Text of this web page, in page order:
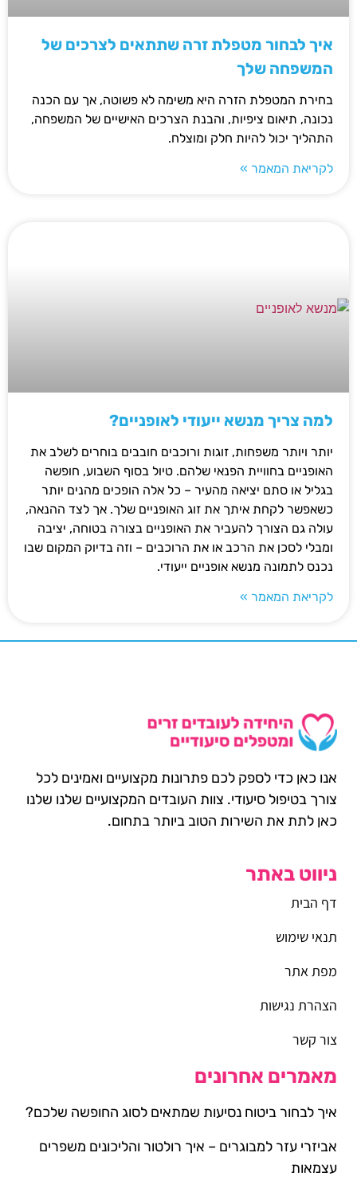
איך לבחור מטפלת זרה שתתאים לצרכים של
המשפחה שלך
בחירת המטפלת הזרה היא משימה לא פשוטה, אך עם הכנה
נכונה, תיאום ציפיות, והבנת הצרכים האישיים של המשפחה,
התהליך יכול להיות חלק ומוצלח.
לקריאת המאמר »
למה צריך מנשא ייעודי לאופניים?
יותר ויותר משפחות, זוגות ורוכבים חובבים בוחרים לשלב את
האופניים בחוויית הפנאי שלהם. טיול בסוף השבוע, חופשה
בגליל או סתם יציאה מהעיר – כל אלה הופכים מהנים יותר
כשאפשר לקחת איתך את זוג האופניים שלך. אך לצד ההנאה,
עולה גם הצורך להעביר את האופניים בצורה בטוחה, יציבה
ומבלי לסכן את הרכב או את הרוכבים – וזה בדיוק המקום שבו
נכנס לתמונה מנשא אופניים ייעודי.
לקריאת המאמר »
אנו כאן כדי לספק לכם פתרונות מקצועיים ואמינים לכל
צורך בטיפול סיעודי. צוות העובדים המקצועיים שלנו שלנו
כאן לתת את השירות הטוב ביותר בתחום.
ניווט באתר
דף הבית
תנאי שימוש
מפת אתר
הצהרת נגישות
צור קשר
מאמרים אחרונים
איך לבחור ביטוח נסיעות שמתאים לסוג החופשה שלכם?
אביזרי עזר למבוגרים – איך רולטור והליכונים משפרים
עצמאות